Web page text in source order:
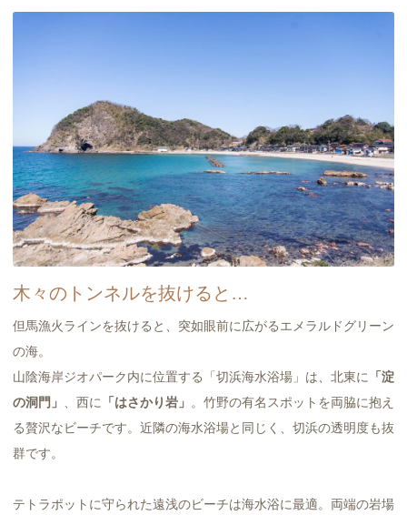
木々のトンネルを抜けると…
但馬漁火ラインを抜けると、突如眼前に広がるエメラルドグリーン
の海。
山陰海岸ジオパーク内に位置する「切浜海水浴場」は、北東に
「淀
の洞門」
、西に 「はさかり岩」 。竹野の有名スポットを両脇に抱え
る贅沢なビーチです。近隣の海水浴場と同じく、切浜の透明度も抜
群です。
テトラポットに守られた遠浅のビーチは海水浴に最適。両端の岩場